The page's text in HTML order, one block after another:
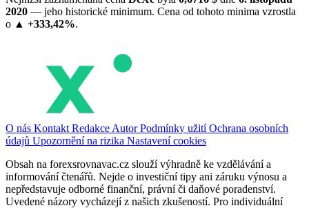
2020 — jeho historické minimum. Cena od tohoto minima vzrostla
o ▲ +333,42%.
O nás Kontakt Redakce AutorPodmínky užitíOchrana osobních
údajů Upozornění na rizika Nastavení cookies
Obsah na forexsrovnavac.cz slouží výhradně ke vzdělávání a
informování čtenářů. Nejde o investiční tipy ani záruku výnosu a
nepředstavuje odborné finanční, právní či daňové poradenství.
Uvedené názory vycházejí z našich zkušeností. Pro individuální